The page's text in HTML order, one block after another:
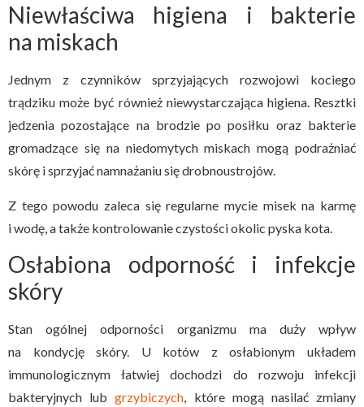
Niewłaściwa higiena i bakterie
na miskach
Jednym z czynników sprzyjających rozwojowi kociego
trądziku może być również niewystarczająca higiena. Resztki
jedzenia pozostające na brodzie po posiłku oraz bakterie
gromadzące się na niedomytych miskach mogą podrażniać
skórę i sprzyjać namnażaniu się drobnoustrojów.
Z tego powodu zaleca się regularne mycie misek na karmę
i wodę, a także kontrolowanie czystości okolic pyska kota.
Osłabiona odporność i infekcje
skóry
Stan ogólnej odporności organizmu ma duży wpływ
na kondycję skóry. U kotów z osłabionym układem
immunologicznym łatwiej dochodzi do rozwoju infekcji
bakteryjnych lubgrzybiczych, które mogą nasilać zmiany